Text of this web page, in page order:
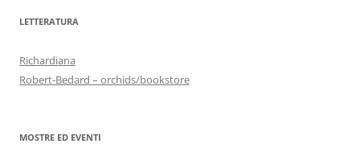
LETTERATURA
Richardiana
Robert-Bedard – orchids/bookstore
MOSTRE ED EVENTI